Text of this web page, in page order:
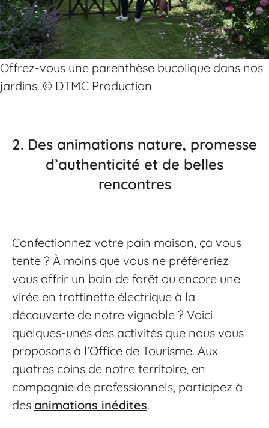
Offrez-vous une parenthèse bucolique dans nos
jardins. © DTMC Production
2. Des animations nature, promesse
d’authenticité et de belles
rencontres
Confectionnez votre pain maison, ça vous
tente ? À moins que vous ne préféreriez
vous offrir un bain de forêt ou encore une
virée en trottinette électrique à la
découverte de notre vignoble ? Voici
quelques-unes des activités que nous vous
proposons à l’Office de Tourisme. Aux
quatres coins de notre territoire, en
compagnie de professionnels, participez à
des animations inédites.